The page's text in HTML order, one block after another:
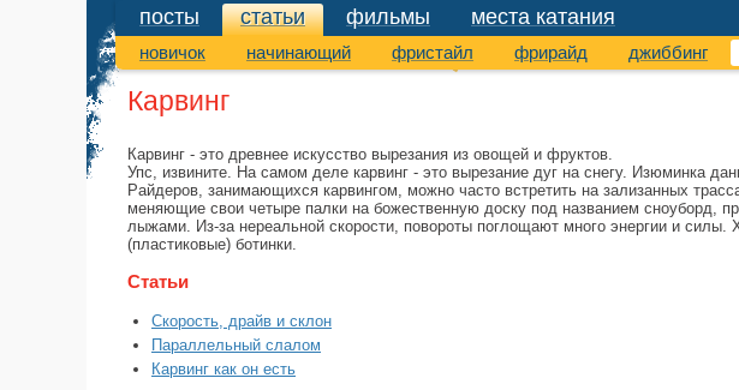
посты статьи
статьи фильмы места катания
новичок начинающий фристайл фрирайд джиббинг
Карвинг
Карвинг - это древнее искусство вырезания из овощей и фруктов.
Упс, извините. На самом деле карвинг - это вырезание дуг на снегу. Изюминка
Райдеров, занимающихся карвингом, можно часто встретить на зализанных
меняющие свои четыре палки на божественную доску под названием сноуборд,
лыжами. Из-за нереальной скорости, повороты поглощают много энергии и силы.
(пластиковые) ботинки.
Статьи
Скорость, драйв и склон
Параллельный слалом
Карвинг как он есть